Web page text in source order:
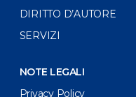
DIRITTO D’AUTORE
SERVIZI
NOTE LEGALI
Privacy Policy